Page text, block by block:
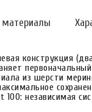
материалы
конструкция
из шерсти
100: независимая